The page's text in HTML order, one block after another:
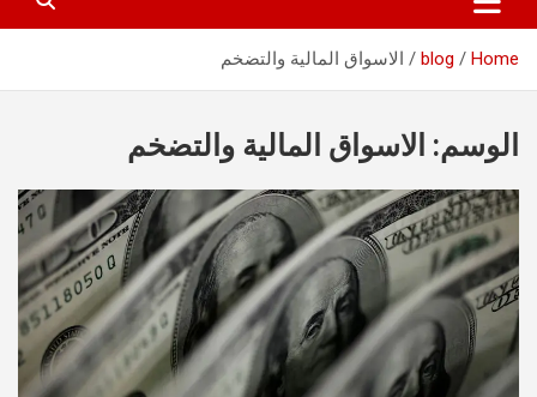
Home
blog الاسواق المالية والتضخم
الوسم: الاسواق المالية والتضخم